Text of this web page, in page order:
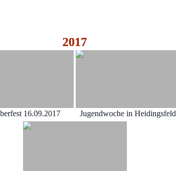
2017
16.09.2017 Jugendwoche in Heidingsfeld